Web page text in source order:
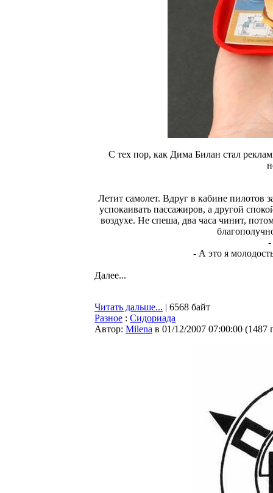
С тех пор, как Дима Билан стал
Летит самолет. Вдруг в кабине пилотов
успокаивать пассажиров, а другой
воздухе. Не спеша, два часа чинит,
-
- А это я
Далее...
Читать дальше... | 6568 байт
Разное : Сидориада
Автор: Milena в 01/12/2007 07:00:00 (1487